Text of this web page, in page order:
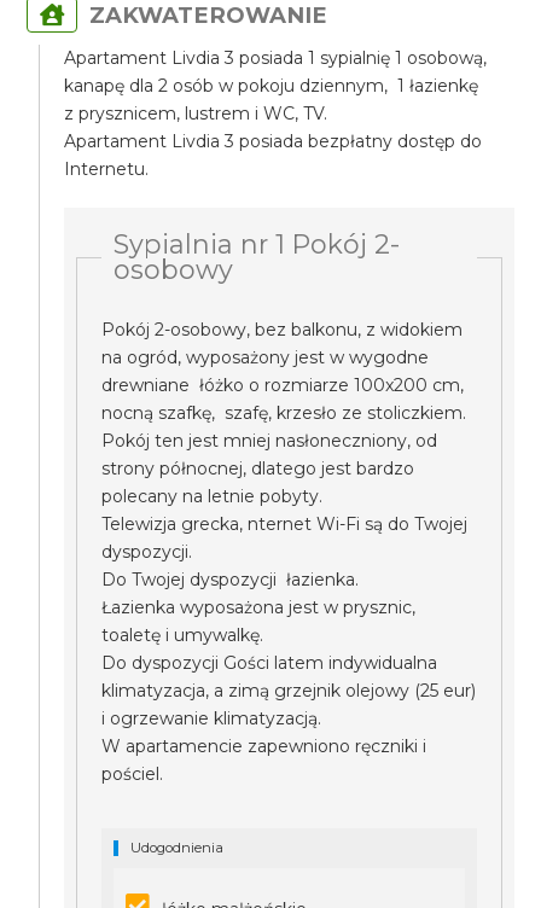
ZAKWATEROWANIE
Apartament Livdia 3 posiada 1 sypialnię 1 osobową,
kanapę dla 2 osób w pokoju dziennym, 1 łazienkę
z prysznicem, lustrem i WC, TV.
Apartament Livdia 3 posiada bezpłatny dostęp do
Internetu.
Sypialnia nr 1 Pokój 2-
osobowy
Pokój 2-osobowy, bez balkonu, z widokiem
na ogród, wyposażony jest w wygodne
drewniane łóżko o rozmiarze 100x200 cm,
nocną szafkę, szafę, krzesło ze stoliczkiem.
Pokój ten jest mniej nasłoneczniony, od
strony północnej, dlatego jest bardzo
polecany na letnie pobyty.
Telewizja grecka, nternet Wi-Fi są do Twojej
dyspozycji.
Do Twojej dyspozycji łazienka.
Łazienka wyposażona jest w prysznic,
toaletę i umywalkę.
Do dyspozycji Gości latem indywidualna
klimatyzacja, a zimą grzejnik olejowy (25 eur)
i ogrzewanie klimatyzacją.
W apartamencie zapewniono ręczniki i
pościel.
Udogodnienia